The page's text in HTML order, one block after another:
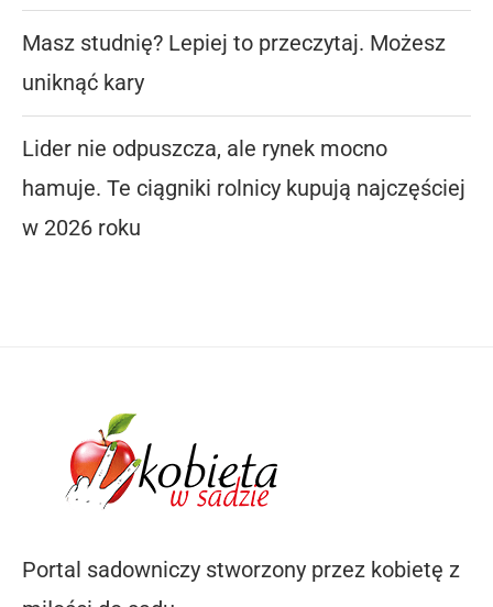
Masz studnię? Lepiej to przeczytaj. Możesz
uniknąć kary
Lider nie odpuszcza, ale rynek mocno
hamuje. Te ciągniki rolnicy kupują najczęściej
w 2026 roku
Portal sadowniczy stworzony przez kobietę z